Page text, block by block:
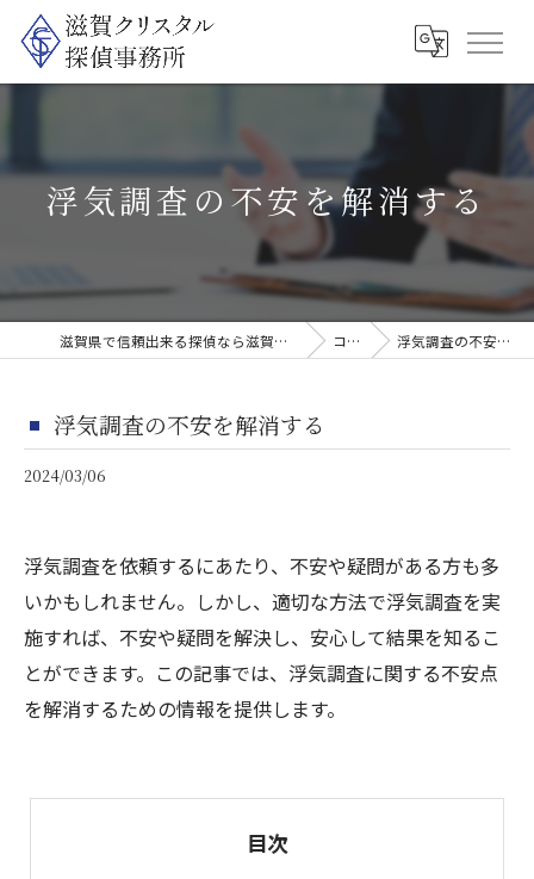
浮気調査の不安を解消する
滋賀県で信頼出来る探偵なら滋賀クリスタル探偵事務所 コラム 浮気調査の不安を解消する
浮気調査の不安を解消する
2024/03/06
浮気調査を依頼するにあたり、不安や疑問がある方も多
いかもしれません。しかし、適切な方法で浮気調査を実
施すれば、不安や疑問を解決し、安心して結果を知るこ
とができます。この記事では、浮気調査に関する不安点
を解消するための情報を提供します。
目次